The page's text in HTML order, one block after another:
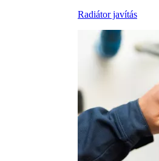
Radiátor javítás